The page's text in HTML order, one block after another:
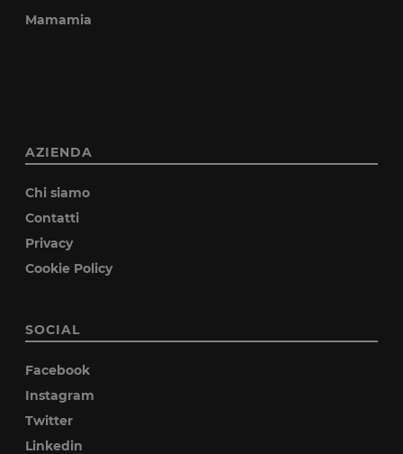
Mamamia
AZIENDA
Chi siamo
Contatti
Privacy
Cookie Policy
SOCIAL
Facebook
Instagram
Twitter
Linkedin